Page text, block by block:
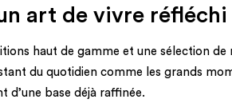
art de vivre
haut de gamme et une sélection
du quotidien comme les grands
base déjà raffinée.